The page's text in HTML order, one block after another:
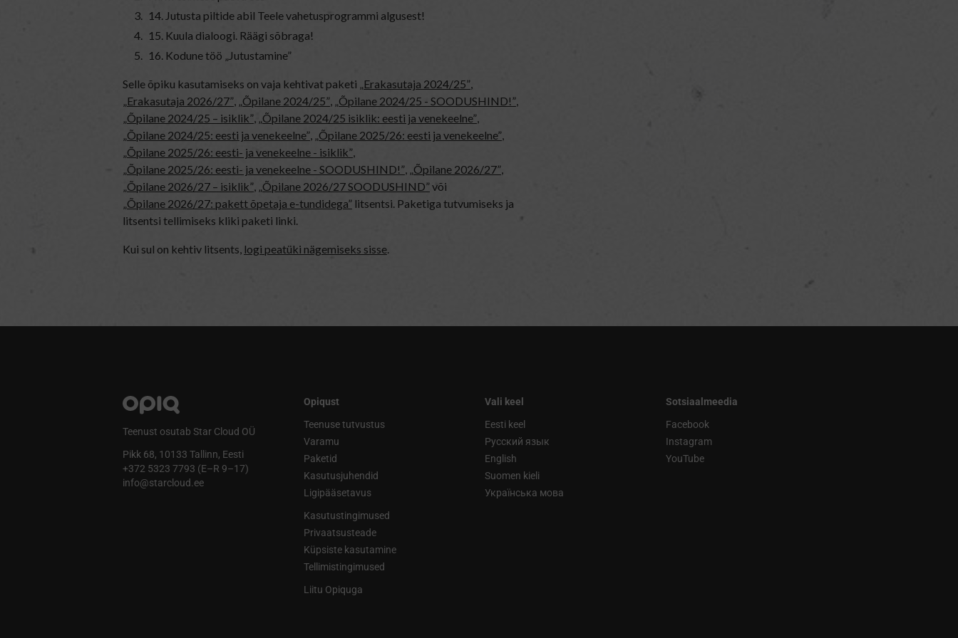
14. Jutusta piltide abil Teele vahetusprogrammi algusest!
15. Kuula dialoogi. Räägi sõbraga!
16. Kodune töö „Jutustamine”
Selle õpiku kasutamiseks on vaja kehtivat paketi „Erakasutaja 2024/25”,
„Erakasutaja 2026/27”, „Õpilane 2024/25”, „Õpilane 2024/25 - SOODUSHIND!”,
„Õpilane 2024/25 – isiklik”, „Õpilane 2024/25 isiklik: eesti ja venekeelne”,
„Õpilane 2024/25: eesti ja venekeelne”, „Õpilane 2025/26: eesti ja venekeelne”,
„Õpilane 2025/26: eesti- ja venekeelne - isiklik”,
„Õpilane 2025/26: eesti- ja venekeelne - SOODUSHIND!”, „Õpilane 2026/27”,
„Õpilane 2026/27 – isiklik”, „Õpilane 2026/27 SOODUSHIND”või
„Õpilane 2026/27: pakett õpetaja e-tundidega”litsentsi. Paketiga tutvumiseks ja
litsentsi tellimiseks kliki paketi linki.
Kui sul on kehtiv litsents, logi peatüki nägemiseks sisse.
Teenust osutab Star Cloud OÜ
Pikk 68, 10133 Tallinn, Eesti
+372 5323 7793 (E–R 9–17)
info@starcloud.ee
Opiqust
Teenuse tutvustus
Varamu
Paketid
Kasutusjuhendid
Ligipääsetavus
Kasutustingimused
Privaatsusteade
Küpsiste kasutamine
Tellimistingimused
Liitu Opiquga
Vali keel
Eesti keel
Русский язык
English
Suomen kieli
Українська мова
Sotsiaalmeedia
Facebook
Instagram
YouTube